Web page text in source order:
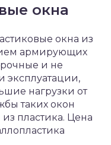
окна
окна из
армирующих
и не
нагрузки от
таких окон
пластика. Цена